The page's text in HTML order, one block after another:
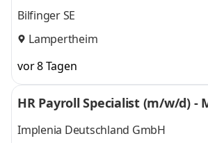
Bilfinger SE
Lampertheim
vor 8 Tagen
HR Payroll Specialist (m/w/d) -
Implenia Deutschland GmbH